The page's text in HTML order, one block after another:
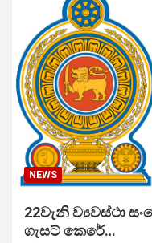
NEWS
22වැනි ව්‍යවස්ථා
ගැසට් කෙරේ…